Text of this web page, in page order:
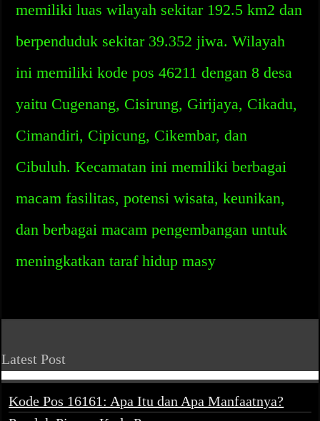
memiliki luas wilayah sekitar 192.5 km2 dan
berpenduduk sekitar 39.352 jiwa. Wilayah
ini memiliki kode pos 46211 dengan 8 desa
yaitu Cugenang, Cisirung, Girijaya, Cikadu,
Cimandiri, Cipicung, Cikembar, dan
Cibuluh. Kecamatan ini memiliki berbagai
macam fasilitas, potensi wisata, keunikan,
dan berbagai macam pengembangan untuk
meningkatkan taraf hidup masy
Latest Post
Kode Pos 16161: Apa Itu dan Apa Manfaatnya?